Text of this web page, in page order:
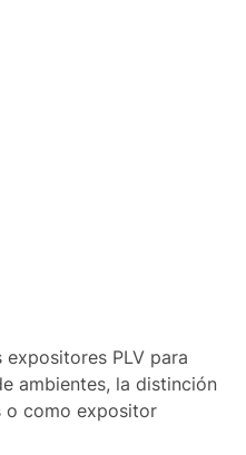
PLV para
ambientes, la distinción
o como expositor